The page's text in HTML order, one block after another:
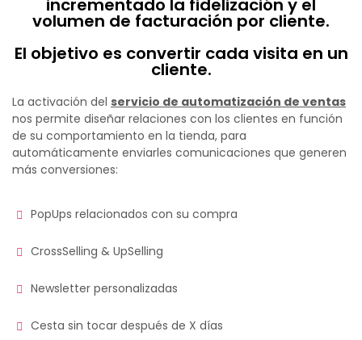
incrementado la fidelización y el
volumen de facturación por cliente.
El objetivo es convertir cada visita en un
cliente.
La activación del servicio de automatización de ventas
nos permite diseñar relaciones con los clientes en función
de su comportamiento en la tienda, para
automáticamente enviarles comunicaciones que generen
más conversiones:
PopUps relacionados con su compra
CrossSelling & UpSelling
Newsletter personalizadas
Cesta sin tocar después de X días